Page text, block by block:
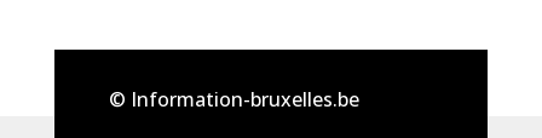
© Information-bruxelles.be